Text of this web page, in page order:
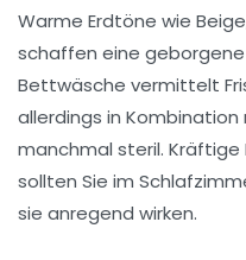
Warme Erdtöne wie
schaffen eine
Bettwäsche vermittelt
allerdings in
manchmal steril. Kräftige
sollten Sie im
sie anregend wirken.